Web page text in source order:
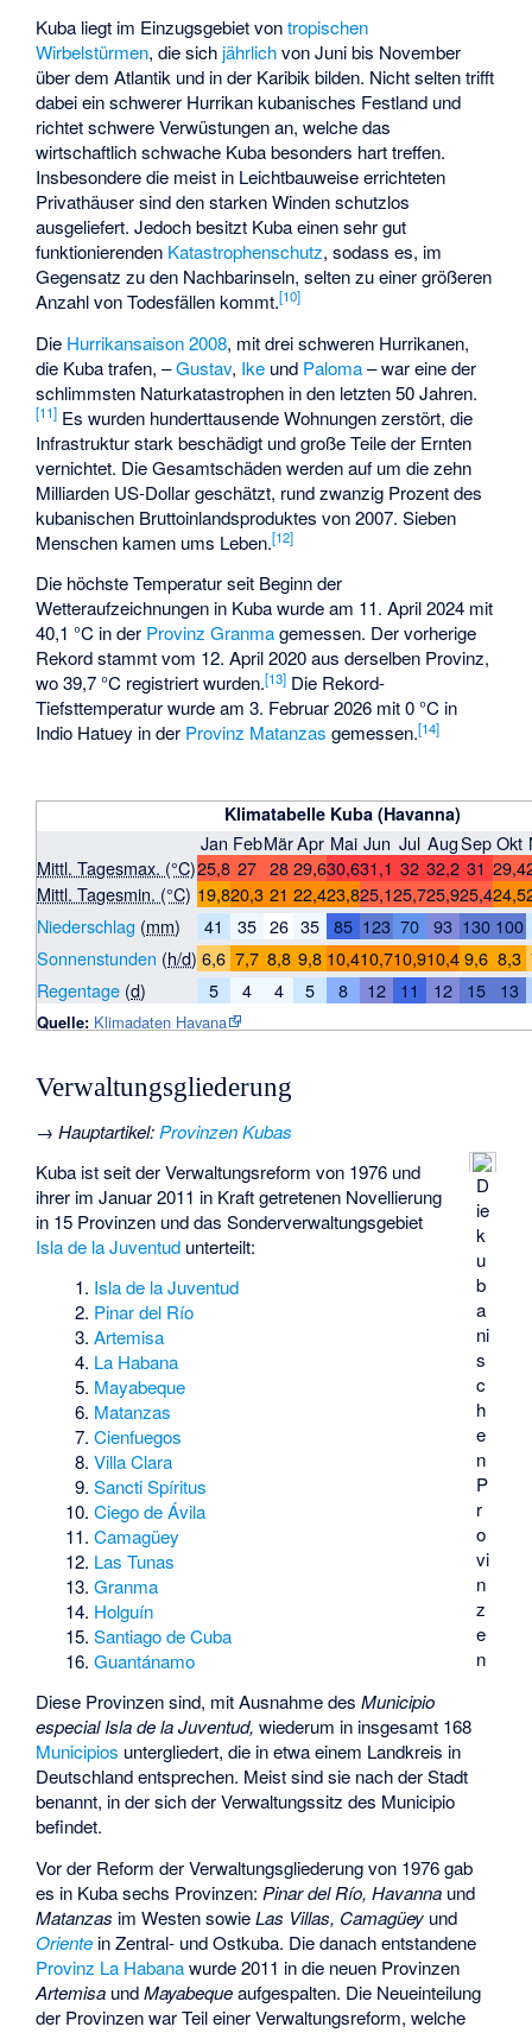
Kuba liegt im Einzugsgebiet vontropischen
Wirbelstürmen, die sich jährlichvon Juni bis November
über dem Atlantik und in der Karibik bilden. Nicht selten trifft
dabei ein schwerer Hurrikan kubanisches Festland und
richtet schwere Verwüstungen an, welche das
wirtschaftlich schwache Kuba besonders hart treffen.
Insbesondere die meist in Leichtbauweise errichteten
Privathäuser sind den starken Winden schutzlos
ausgeliefert. Jedoch besitzt Kuba einen sehr gut
funktionierenden Katastrophenschutz, sodass es, im
Gegensatz zu den Nachbarinseln, selten zu einer größeren
Anzahl von Todesfällen kommt.[10]
Die Hurrikansaison 2008, mit drei schweren Hurrikanen,
die Kuba trafen, –Gustav, Ike und Paloma– war eine der
schlimmsten Naturkatastrophen in den letzten 50 Jahren.
[11] Es wurden hunderttausende Wohnungen zerstört, die
Infrastruktur stark beschädigt und große Teile der Ernten
vernichtet. Die Gesamtschäden werden auf um die zehn
Milliarden US-Dollar geschätzt, rund zwanzig Prozent des
kubanischen Bruttoinlandsproduktes von 2007. Sieben
Menschen kamen ums Leben.[12]
Die höchste Temperatur seit Beginn der
Wetteraufzeichnungen in Kuba wurde am 11. April 2024 mit
40,1 °C in der Provinz Granmagemessen. Der vorherige
Rekord stammt vom 12. April 2020 aus derselben Provinz,
wo 39,7 °C registriert wurden.[13] Die Rekord-
Tiefsttemperatur wurde am 3. Februar 2026 mit 0 °C in
Indio Hatuey in der Provinz Matanzas gemessen.[14]
Klimatabelle Kuba (Havanna)
Jan FebMärApr Mai Jun Jul AugSep Okt
Mittl. Tagesmax. (°C)25,8 27 28 29,630,631,1 32 32,2 31 29,4
Mittl. Tagesmin. (°C) 19,820,3 21 22,423,825,125,725,925,424,5
Niederschlag (mm) 41 35 26 35 85 123 70 93 130 100
Sonnenstunden (h/d) 6,6 7,7 8,8 9,8 10,410,710,910,4 9,6 8,3
Regentage (d) 5 4 4 5 8 12 11 12 15 13
Quelle: Klimadaten Havana
Verwaltungsgliederung
→Hauptartikel: Provinzen Kubas
D
ie
k
u
b
a
ni
s
c
h
e
n
P
r
o
vi
n
z
e
n
Kuba ist seit der Verwaltungsreform von 1976 und
ihrer im Januar 2011 in Kraft getretenen Novellierung
in 15 Provinzen und das Sonderverwaltungsgebiet
Isla de la Juventud unterteilt:
Isla de la Juventud
Pinar del Río
Artemisa
La Habana
Mayabeque
Matanzas
Cienfuegos
Villa Clara
Sancti Spíritus
Ciego de Ávila
Camagüey
Las Tunas
Granma
Holguín
Santiago de Cuba
Guantánamo
Diese Provinzen sind, mit Ausnahme desMunicipio
especial Isla de la Juventud, wiederum in insgesamt 168
Municipios untergliedert, die in etwa einem Landkreis in
Deutschland entsprechen. Meist sind sie nach der Stadt
benannt, in der sich der Verwaltungssitz des Municipio
befindet.
Vor der Reform der Verwaltungsgliederung von 1976 gab
es in Kuba sechs Provinzen: Pinar del Río, Havanna und
Matanzas im Westen sowieLas Villas, Camagüey und
Oriente in Zentral- und Ostkuba. Die danach entstandene
Provinz La Habanawurde 2011 in die neuen Provinzen
Artemisa undMayabequeaufgespalten. Die Neueinteilung
der Provinzen war Teil einer Verwaltungsreform, welche